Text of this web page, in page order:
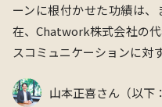
ーンに根付かせた功績は
在、Chatwork株式会社の
スコミュニケーションに対
山本正喜さん（以下